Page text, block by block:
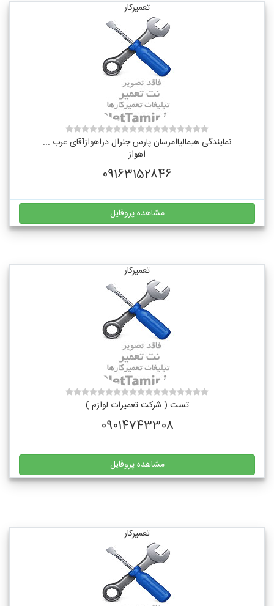
تعمیرکار
نمایندگی هیمالیاامرسان پارس جنرال دراهوازآقای عرب ...
اهواز
09163152846
مشاهده پروفایل
تعمیرکار
تست ( شرکت تعمیرات لوازم )
09014743308
مشاهده پروفایل
تعمیرکار